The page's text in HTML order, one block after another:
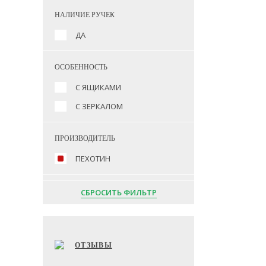
НАЛИЧИЕ РУЧЕК
ДА
ОСОБЕННОСТЬ
С ЯЩИКАМИ
С ЗЕРКАЛОМ
ПРОИЗВОДИТЕЛЬ
ПЕХОТИН
СБРОСИТЬ ФИЛЬТР
ОТЗЫВЫ